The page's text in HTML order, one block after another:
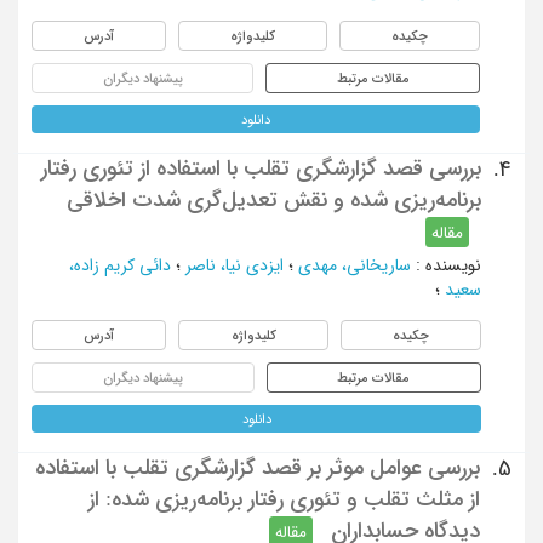
چکیده کلیدواژه آدرس
مقالات مرتبط پیشنهاد دیگران
دانلود
4.
بررسی قصد گزارشگری تقلب با استفاده از تئوری رفتار
برنامه‌ریزی شده و نقش تعدیل‌گری شدت اخلاقی
مقاله
نویسنده : ساریخانی، مهدی ؛ ایزدی نیا، ناصر ؛ دائی کریم زاده،
سعید ؛
چکیده کلیدواژه آدرس
مقالات مرتبط پیشنهاد دیگران
دانلود
5.
بررسی عوامل موثر بر قصد گزارشگری تقلب با استفاده
از مثلث تقلب و تئوری رفتار برنامه‌ریزی شده: از
دیدگاه حسابداران
مقاله